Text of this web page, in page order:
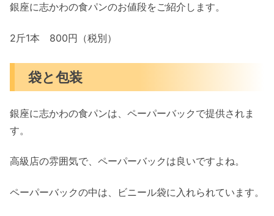
銀座に志かわの食パンのお値段をご紹介します。
2斤1本 800円（税別）
袋と包装
銀座に志かわの食パンは、 ペーパーバックで提供されま
す。
高級店の雰囲気で、ペーパーバックは良いですよね。
ペーパーバックの中は、ビニール袋に入れられています。